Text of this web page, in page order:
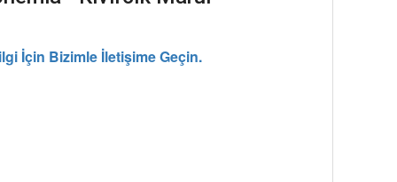
İçin Bizimle İletişime Geçin.